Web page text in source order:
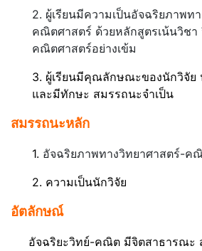
2. ผู้เรียนมีความเป็นอัจฉริยภาพท
คณิตศาสตร์ ด้วยหลักสูตรเน้นวิชา
คณิตศาสตร์อย่างเข้ม
3. ผู้เรียนมีคุณลักษณะของนักวิจัย
และมีทักษะ สมรรถนะจำเป็น
สมรรถนะหลัก
1. อัจฉริยภาพทางวิทยาศาสตร์-ค
2. ความเป็นนักวิจัย
อัตลักษณ์
อัจฉริยะวิทย์-คณิต มีจิตสาธารณะ